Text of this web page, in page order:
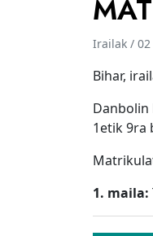
Irailak / 02
Bihar,
Danbolin
1etik 9ra
1. maila: